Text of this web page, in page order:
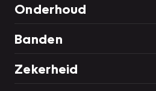
Onderhoud
Banden
Zekerheid